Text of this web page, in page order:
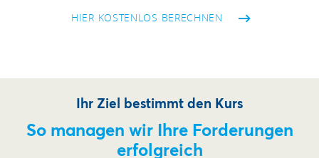
HIER KOSTENLOS BERECHNEN
Ihr Ziel bestimmt den Kurs
So managen wir Ihre Forderungen
erfolgreich